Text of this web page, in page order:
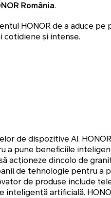
România.
HONOR de a aduce pe
cotidiene și intense.
de dispozitive AI.
a pune beneficiile
acționeze dincolo de
de tehnologie pentru a
de produse include
artificială.